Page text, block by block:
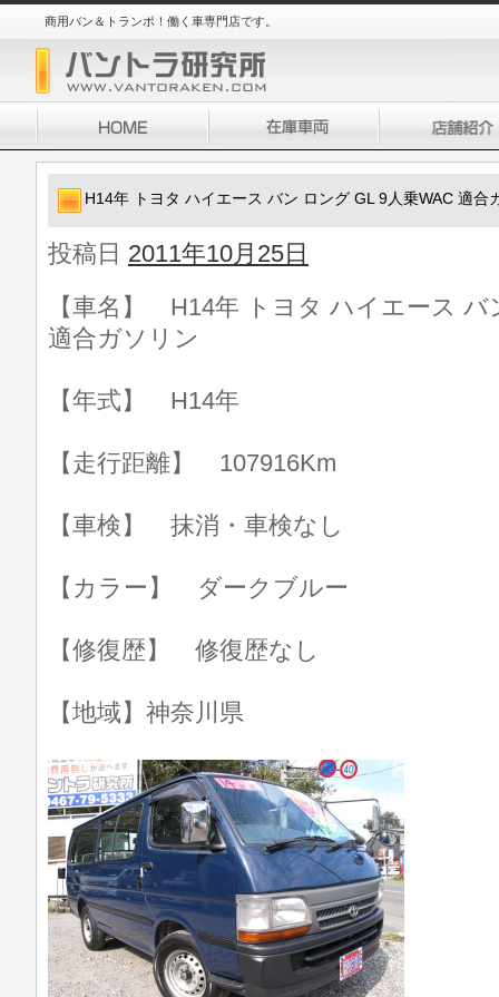
商用バン＆トランポ！働く車専門店です。
H14年 トヨタ ハイエース バン ロング GL 9人乗WAC 適合
投稿日 2011年10月25日
【車名】 H14年 トヨタ ハイエース バ
適合ガソリン
【年式】 H14年
【走行距離】 107916Km
【車検】 抹消・車検なし
【カラー】 ダークブルー
【修復歴】 修復歴なし
【地域】神奈川県